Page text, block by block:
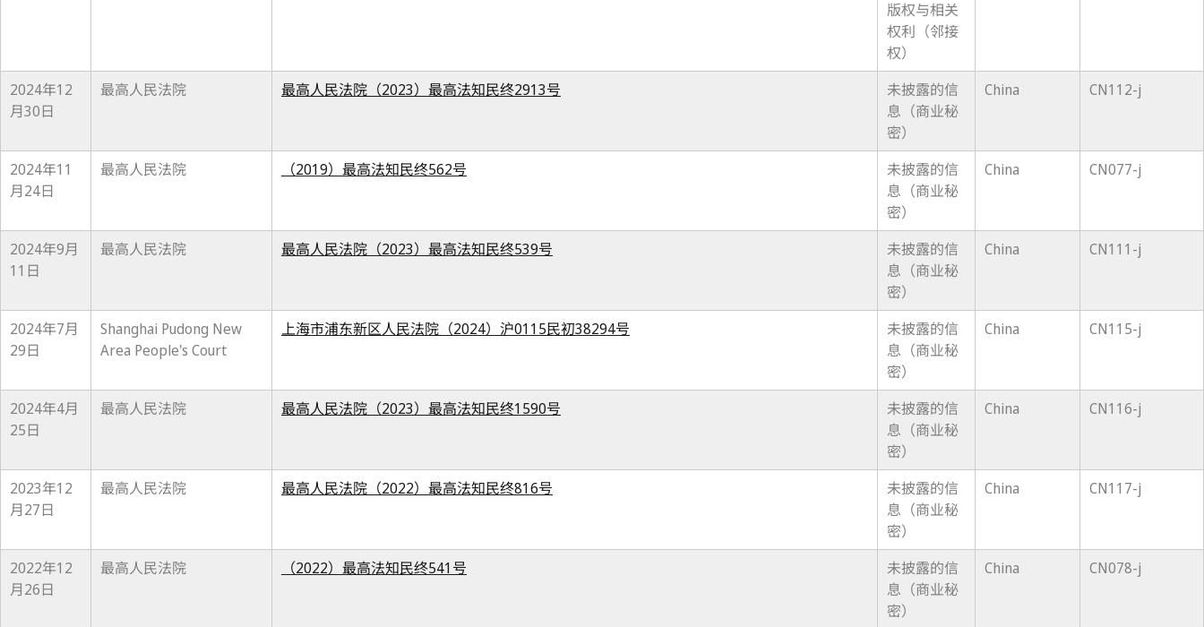
版权与相关
权利（邻接
权）
2024年12
月30日
最高人民法院 最高人民法院（2023）最高法知民终2913号
未披露的信
息（商业秘
密）
China CN112-j
2024年11
月24日
最高人民法院 （2019）最高法知民终562号
未披露的信
息（商业秘
密）
China CN077-j
2024年9月
11日
最高人民法院 最高人民法院（2023）最高法知民终539号
未披露的信
息（商业秘
密）
China CN111-j
2024年7月
29日
Shanghai Pudong New
Area People's Court
上海市浦东新区人民法院（2024）沪0115民初38294号
未披露的信
息（商业秘
密）
China CN115-j
2024年4月
25日
最高人民法院 最高人民法院（2023）最高法知民终1590号
未披露的信
息（商业秘
密）
China CN116-j
2023年12
月27日
最高人民法院 最高人民法院（2022）最高法知民终816号
未披露的信
息（商业秘
密）
China CN117-j
2022年12
月26日
最高人民法院 （2022）最高法知民终541号
未披露的信
息（商业秘
密）
China CN078-j